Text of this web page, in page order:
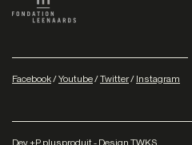
Facebook/Youtube/Twitter/ Instagram
Dev+P plusproduit- Design TWKS